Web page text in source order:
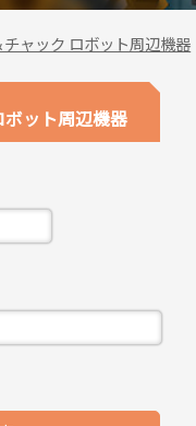
ャック ロボット周辺機器
ット周辺機器